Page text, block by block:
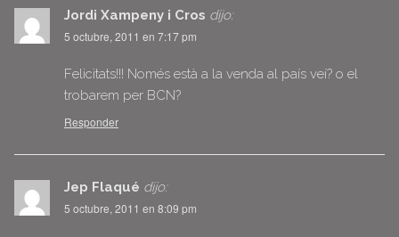
Jordi Xampeny i Cros dijo:
5 octubre, 2011 en 7:17 pm
Felicitats!!! Només està a la venda al país veí? o el
trobarem per BCN?
Responder
Jep Flaqué dijo:
5 octubre, 2011 en 8:09 pm